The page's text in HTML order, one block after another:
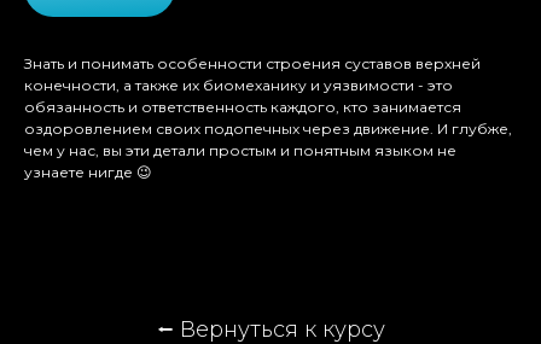
Знать и понимать особенности строения суставов верхней
конечности, а также их биомеханику и уязвимости - это
обязанность и ответственность каждого, кто занимается
оздоровлением своих подопечных через движение. И глубже,
чем у нас, вы эти детали простым и понятным языком не
узнаете нигде 😉
⭠ Вернуться к курсу